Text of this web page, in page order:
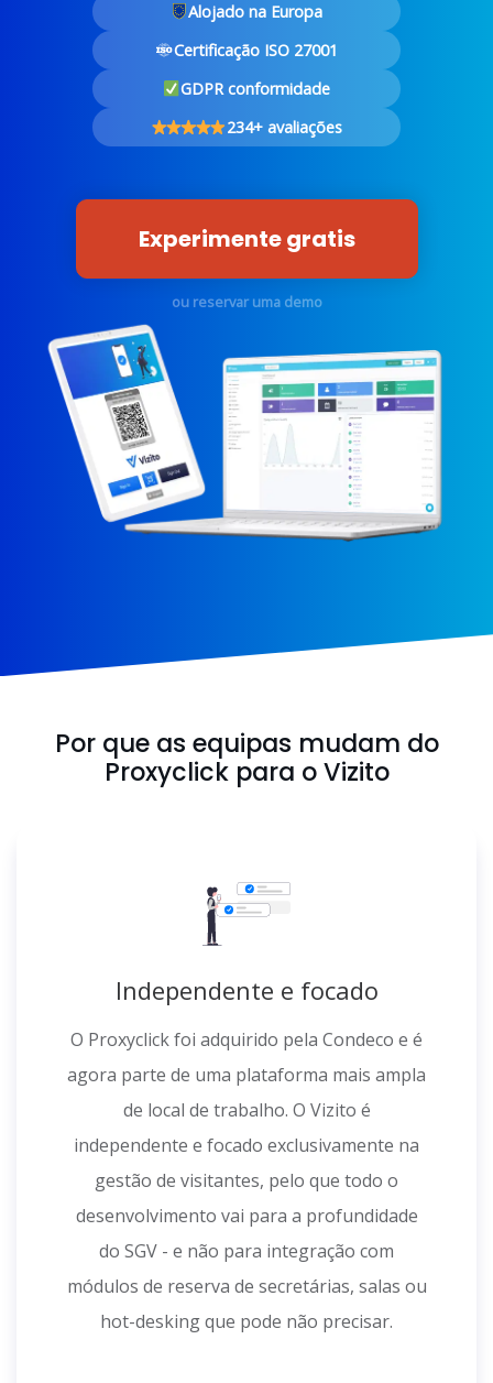
Alojado na Europa
Certificação ISO 27001
GDPR conformidade
234+ avaliações
Experimente gratis
ou reservar uma demo
Por que as equipas mudam do
Proxyclick para o Vizito
Independente e focado
O Proxyclick foi adquirido pela Condeco e é
agora parte de uma plataforma mais ampla
de local de trabalho. O Vizito é
independente e focado exclusivamente na
gestão de visitantes, pelo que todo o
desenvolvimento vai para a profundidade
do SGV - e não para integração com
módulos de reserva de secretárias, salas ou
hot-desking que pode não precisar.